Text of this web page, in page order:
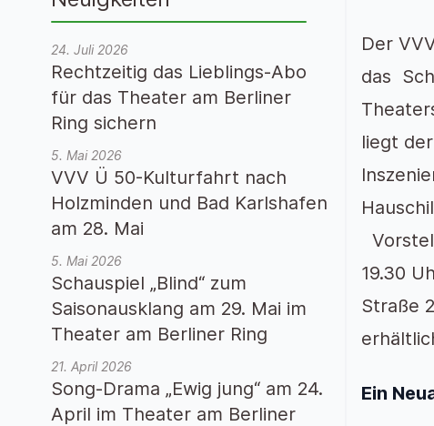
Der
das
liegt
19.30
Straße
Ein
24. Juli 2026
Rechtzeitig das Lieblings-Abo
für das Theater am Berliner
Ring sichern
5. Mai 2026
VVV Ü 50-Kulturfahrt nach
Holzminden und Bad Karlshafen
am 28. Mai
5. Mai 2026
Schauspiel „Blind“ zum
Saisonausklang am 29. Mai im
Theater am Berliner Ring
21. April 2026
Song-Drama „Ewig jung“ am 24.
April im Theater am Berliner